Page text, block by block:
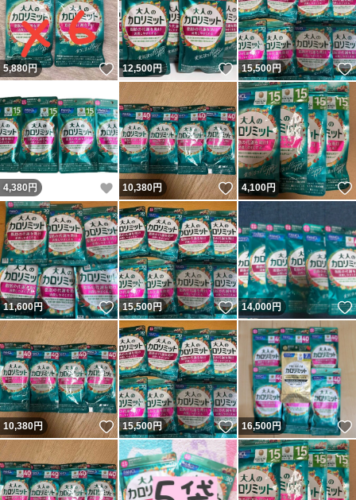
5,880円 いいね！
12,500円 いいね！
15,500円
4,380 円 いいね！
10,380円 いいね！
4,100円
11,600円 いいね！
15,500円 いいね！
14,000円
10,380円 いいね！
15,500円 いいね！
16,500円